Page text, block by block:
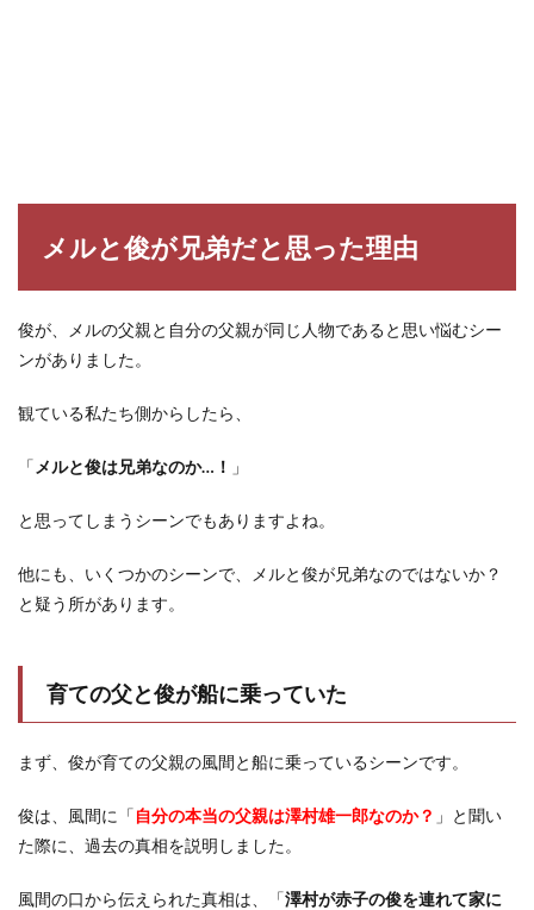
メルと俊が兄弟だと思った理由
俊が、メルの父親と自分の父親が同じ人物であると思い悩むシー
ンがありました。
観ている私たち側からしたら、
「 メルと俊は兄弟なのか… ！ 」
と思ってしまうシーンでもありますよね。
他にも、いくつかのシーンで、メルと俊が兄弟なのではないか？
と疑う所があります。
育ての父と俊が船に乗っていた
まず、俊が育ての父親の風間と船に乗っているシーンです。
俊は、風間に「自分の本当の父親は澤村雄一郎なのか？ 」と聞い
た際に、過去の真相を説明しました。
風間の口から伝えられた真相は、「澤村が赤子の俊を連れて家に